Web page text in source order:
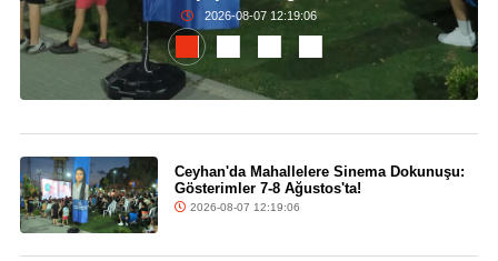
2026-08-07 12:19:06
Ceyhan'da Mahallelere Sinema Dokunuşu:
Gösterimler 7-8 Ağustos'ta!
2026-08-07 12:19:06